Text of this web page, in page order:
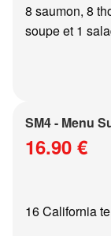
8 saumon, 8
soupe et 1
SM4 - Menu
16.90 €
16 California